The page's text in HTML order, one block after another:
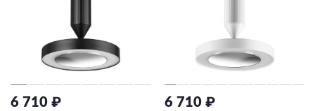
6 710 ₽ 6 710 ₽